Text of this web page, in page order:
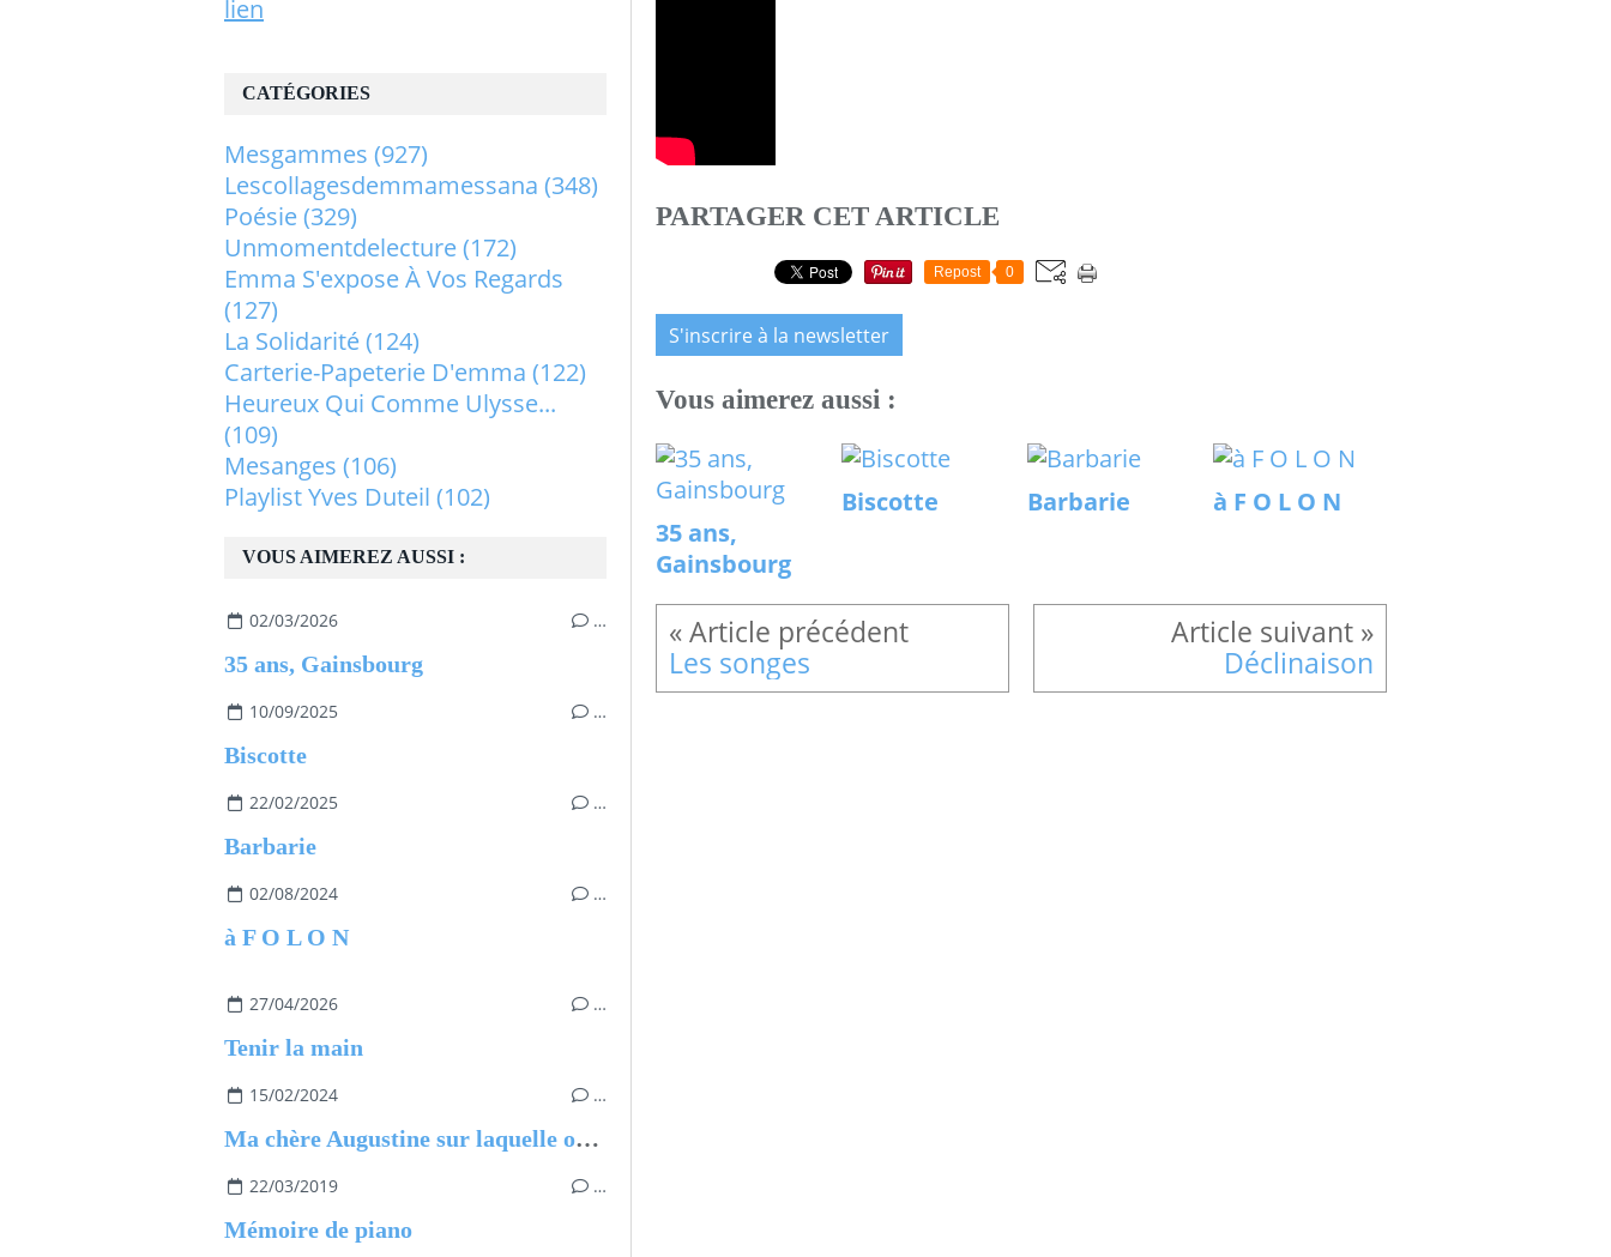
PARTAGER CET ARTICLE
Repost 0
S'inscrire à la newsletter
Vous aimerez aussi :
35 ans,
Gainsbourg
Biscotte Barbarie à F O L O N
Les songes Déclinaison
VOUS AIMEREZ AUSSI :
02/03/2026 …
35 ans, Gainsbourg
10/09/2025 …
Biscotte
22/02/2025 …
Barbarie
02/08/2024 …
à F O L O N
27/04/2026 …
Tenir la main
15/02/2024 …
Ma chère Augustine sur laquelle on veille si bien...
22/03/2019 …
Mémoire de piano
CATÉGORIES
Mesgammes (927)
Lescollagesdemmamessana (348)
Poésie(329)
Unmomentdelecture(172)
Emma S'expose À Vos Regards
(127)
La Solidarité(124)
Carterie-Papeterie D'emma (122)
Heureux Qui Comme Ulysse...
(109)
Mesanges (106)
Playlist Yves Duteil (102)
lien